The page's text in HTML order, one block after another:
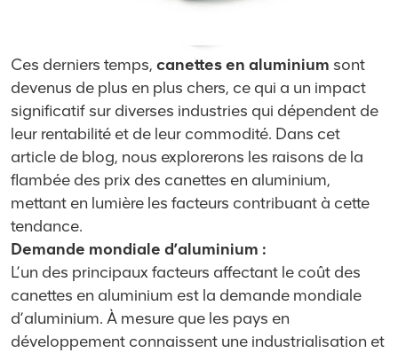
Ces derniers temps, canettes en aluminium sont
devenus de plus en plus chers, ce qui a un impact
significatif sur diverses industries qui dépendent de
leur rentabilité et de leur commodité. Dans cet
article de blog, nous explorerons les raisons de la
flambée des prix des canettes en aluminium,
mettant en lumière les facteurs contribuant à cette
tendance.
Demande mondiale d’aluminium :
L’un des principaux facteurs affectant le coût des
canettes en aluminium est la demande mondiale
d’aluminium. À mesure que les pays en
développement connaissent une industrialisation et